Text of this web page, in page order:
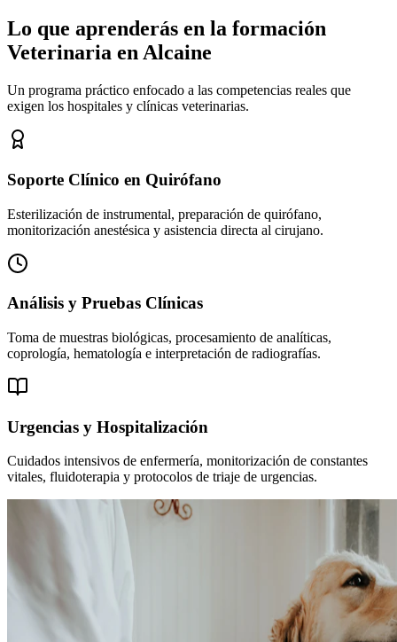
Lo que aprenderás en la formación
Veterinaria en Alcaine
Un programa práctico enfocado a las competencias reales que
exigen los hospitales y clínicas veterinarias.
Soporte Clínico en Quirófano
Esterilización de instrumental, preparación de quirófano,
monitorización anestésica y asistencia directa al cirujano.
Análisis y Pruebas Clínicas
Toma de muestras biológicas, procesamiento de analíticas,
coprología, hematología e interpretación de radiografías.
Urgencias y Hospitalización
Cuidados intensivos de enfermería, monitorización de constantes
vitales, fluidoterapia y protocolos de triaje de urgencias.